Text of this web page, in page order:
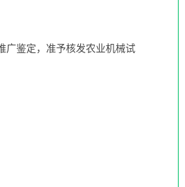
鉴定，准予核发农业机械试